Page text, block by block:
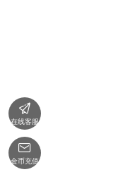

在线客服

金币充值